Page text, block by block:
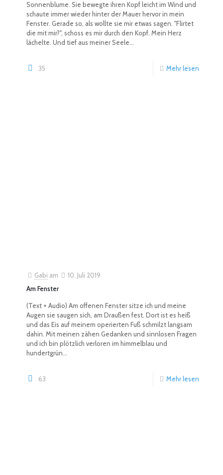
Sonnenblume. Sie bewegte ihren Kopf leicht im Wind und
schaute immer wieder hinter der Mauer hervor in mein
Fenster. Gerade so, als wollte sie mir etwas sagen. "Flirtet
die mit mir?", schoss es mir durch den Kopf. Mein Herz
lächelte. Und tief aus meiner Seele...
35 Mehr lesen
Gabi am
10. Juli 2019
Am Fenster
(Text + Audio) Am offenen Fenster sitze ich und meine
Augen sie saugen sich, am Draußen fest. Dort ist es heiß
und das Eis auf meinem operierten Fuß schmilzt langsam
dahin. Mit meinen zähen Gedanken und sinnlosen Fragen
und ich bin plötzlich verloren im himmelblau und
hundertgrün...
63 Mehr lesen